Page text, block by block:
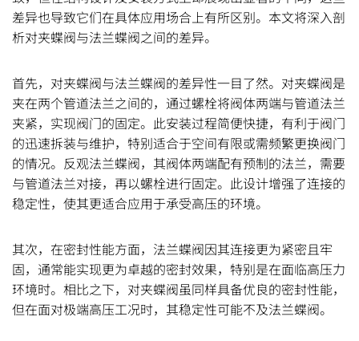
差异也导致它们在具体应用场合上有所区别。本文将深入剖
析对夹蝶阀与法兰蝶阀之间的差异。
首先，对夹蝶阀与法兰蝶阀的差异性一目了然。对夹蝶阀是
夹在两个管道法兰之间的，通过螺栓将阀体两端与管道法兰
夹紧，实现阀门的固定。此安装过程简便快捷，有利于阀门
的迅速拆装与维护，特别适合于空间有限或需频繁更换阀门
的情况。反观法兰蝶阀，其阀体两端配有预制的法兰，需要
与管道法兰对接，再以螺栓进行固定。此设计增强了连接的
稳定性，使其更适合应用于承受高压的环境。
其次，在密封性能方面，法兰蝶阀因其连接更为紧密且牢
固，通常能实现更为卓越的密封效果，特别是在面临高压力
环境时。相比之下，对夹蝶阀虽同样具备优良的密封性能，
但在面对极端高压工况时，其稳定性可能不及法兰蝶阀。